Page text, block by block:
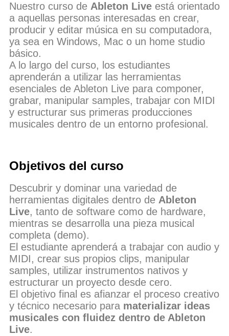
Nuestro curso de Ableton Live está orientado
a aquellas personas interesadas en crear,
producir y editar música en su computadora,
ya sea en Windows, Mac o un home studio
básico.
A lo largo del curso, los estudiantes
aprenderán a utilizar las herramientas
esenciales de Ableton Live para componer,
grabar, manipular samples, trabajar con MIDI
y estructurar sus primeras producciones
musicales dentro de un entorno profesional.
Objetivos del curso
Descubrir y dominar una variedad de
herramientas digitales dentro de Ableton
Live, tanto de software como de hardware,
mientras se desarrolla una pieza musical
completa (demo).
El estudiante aprenderá a trabajar con audio y
MIDI, crear sus propios clips, manipular
samples, utilizar instrumentos nativos y
estructurar un proyecto desde cero.
El objetivo final es afianzar el proceso creativo
y técnico necesario para materializar ideas
musicales con fluidez dentro de Ableton
Live.